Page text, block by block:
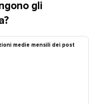
gli
medie mensili dei post​​